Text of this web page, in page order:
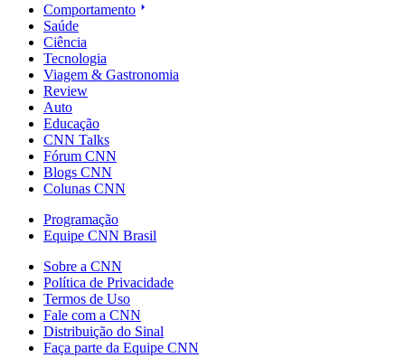
Comportamento
Saúde
Ciência
Tecnologia
Viagem & Gastronomia
Review
Auto
Educação
CNN Talks
Fórum CNN
Blogs CNN
Colunas CNN
Programação
Equipe CNN Brasil
Sobre a CNN
Política de Privacidade
Termos de Uso
Fale com a CNN
Distribuição do Sinal
Faça parte da Equipe CNN